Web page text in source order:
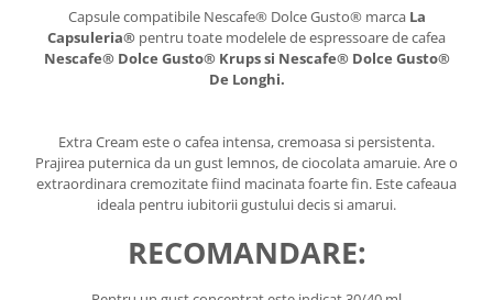
Capsule compatibile Nescafe® Dolce Gusto® marca La
Capsuleria® pentru toate modelele de espressoare de cafea
Nescafe® Dolce Gusto® Krups si Nescafe® Dolce Gusto®
De Longhi.
Extra Cream este o cafea intensa, cremoasa si persistenta.
Prajirea puternica da un gust lemnos, de ciocolata amaruie. Are o
extraordinara cremozitate fiind macinata foarte fin. Este cafeaua
ideala pentru iubitorii gustului decis si amarui.
RECOMANDARE: